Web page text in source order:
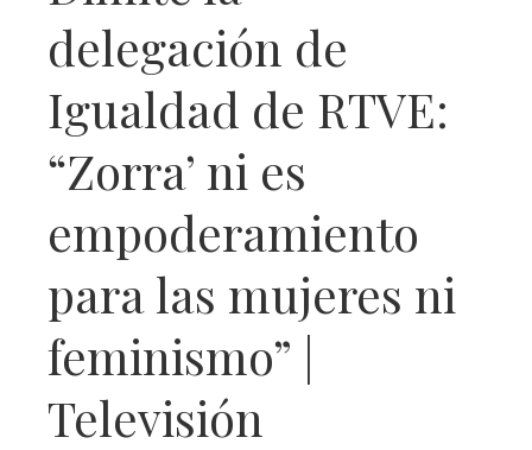
delegación de
Igualdad de RTVE:
“Zorra’ ni es
empoderamiento
para las mujeres ni
feminismo” |
Televisión